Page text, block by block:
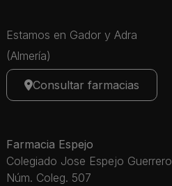
Estamos en Gador y Adra
(Almería)
Consultar farmacias
Farmacia Espejo
Colegiado Jose Espejo Guerrero
Núm. Coleg. 507